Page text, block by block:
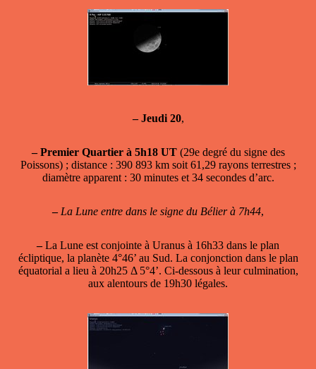
– Jeudi 20,
– Premier Quartier à 5h18 UT(29e degré du signe des
Poissons) ; distance : 390 893 km soit 61,29 rayons terrestres ;
diamètre apparent : 30 minutes et 34 secondes d’arc.
– La Lune entre dans le signe du Bélier à 7h44,
– La Lune est conjointe à Uranus à 16h33 dans le plan
écliptique, la planète 4°46’ au Sud. La conjonction dans le plan
équatorial a lieu à 20h25 Δ 5°4’. Ci-dessous à leur culmination,
aux alentours de 19h30 légales.